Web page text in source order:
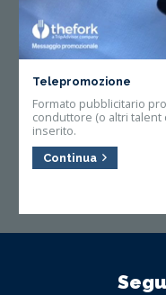
Telepromozione
Formato pubblicitario
conduttore (o altri talent
inserito.
Continua